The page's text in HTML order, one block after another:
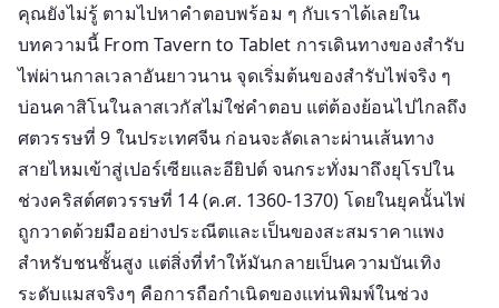
2026
เป็น
คุณยังไม่รู้ ตามไปหาคำตอบพร้อม ๆ กับเราได้เลยใน
บทความนี้ From Tavern to Tablet การเดินทางของสำรับ
ไพ่ผ่านกาลเวลาอันยาวนาน จุดเริ่มต้นของสำรับไพ่จริง ๆ
บ่อนคาสิโนในลาสเวกัสไม่ใช่คำตอบ แต่ต้องย้อนไปไกลถึง
ศตวรรษที่ 9 ในประเทศจีน ก่อนจะลัดเลาะผ่านเส้นทาง
สายไหมเข้าสู่เปอร์เซียและอียิปต์ จนกระทั่งมาถึงยุโรปใน
ช่วงคริสต์ศตวรรษที่ 14 (ค.ศ. 1360-1370) โดยในยุคนั้นไพ่
ถูกวาดด้วยมืออย่างประณีตและเป็นของสะสมราคาแพง
สำหรับชนชั้นสูง แต่สิ่งที่ทำให้มันกลายเป็นความบันเทิง
ระดับแมสจริงๆ คือการถือกำเนิดของแท่นพิมพ์ในช่วง